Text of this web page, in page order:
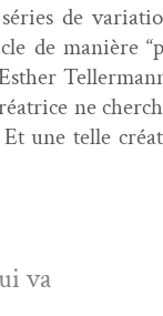
de
de manière
ne
une telle
va